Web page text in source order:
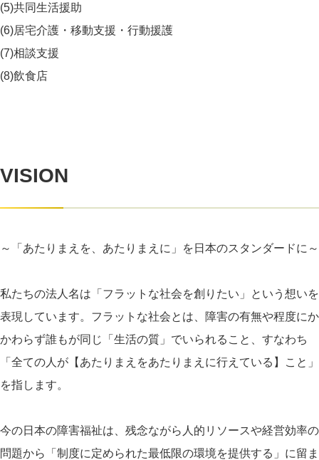
(5)共同生活援助
(6)居宅介護・移動支援・行動援護
(7)相談支援
(8)飲食店
VISION
～「あたりまえを、あたりまえに」を日本のスタンダードに～
私たちの法人名は「フラットな社会を創りたい」という想いを
表現しています。フラットな社会とは、障害の有無や程度にか
かわらず誰もが同じ「生活の質」でいられること、すなわち
「全ての人が【あたりまえをあたりまえに行えている】こと」
を指します。
今の日本の障害福祉は、残念ながら人的リソースや経営効率の
問題から「制度に定められた最低限の環境を提供する」に留ま